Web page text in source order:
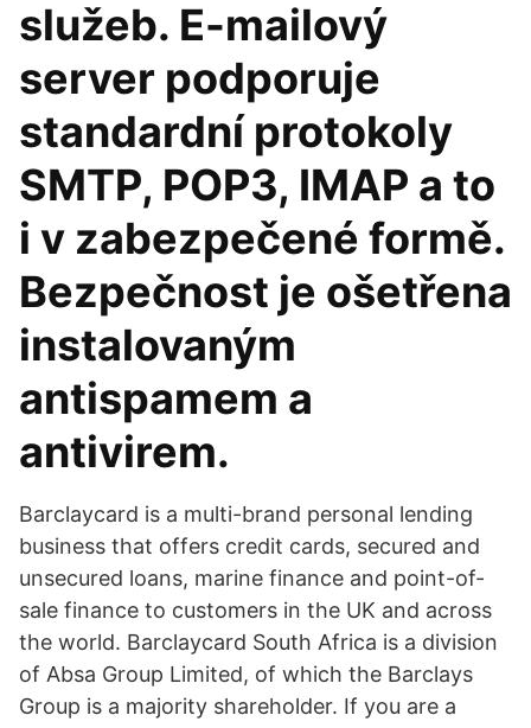
služeb. E-mailový
server podporuje
standardní protokoly
SMTP, POP3, IMAP a to
i v zabezpečené formě.
Bezpečnost je ošetřena
instalovaným
antispamem a
antivirem.
Barclaycard is a multi-brand personal lending
business that offers credit cards, secured and
unsecured loans, marine finance and point-of-
sale finance to customers in the UK and across
the world. Barclaycard South Africa is a division
of Absa Group Limited, of which the Barclays
Group is a majority shareholder. If you are a